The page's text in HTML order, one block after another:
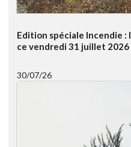
Edition spéciale Incendie
ce vendredi 31 juillet 2026
30/07/26